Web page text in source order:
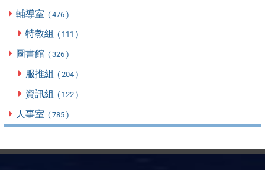
輔導室 ( 476 )
特教組 ( 111 )
圖書館 ( 326 )
服推組 ( 204 )
資訊組 ( 122 )
人事室 ( 785 )